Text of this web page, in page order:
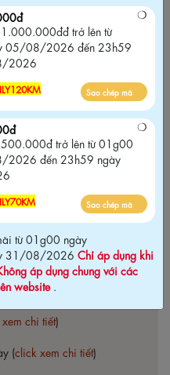
trở lên từ 01g00
đến 23h59 ngày
Sao chép mã
từ 01g00 ngày 06/08/2026
áp dụng khi mua tại website
với các chương trình khuyến
chi tiết)
(click xem chi tiết)
trở lên từ
05/08/2026 đến 23h59
2026
Sao chép mã
500.000đ trở lên từ 01g00
2026 đến 23h59 ngày
Sao chép mã
từ 01g00 ngày
31/08/2026 Chỉ áp dụng khi
áp dụng chung với các
website